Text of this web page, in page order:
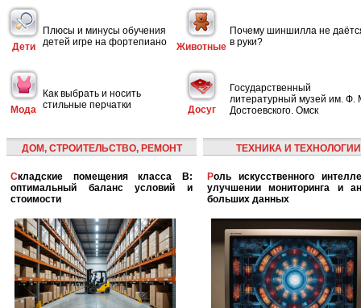
Дети
Плюсы и минусы обучения
детей игре на фортепиано
Животные
Почему шиншилла не
в руки?
Мода
Как выбрать и носить
стильные перчатки
Досуг
Государственный
литературный музей им. Ф.
Достоевского. Омск
ДОМ, СТРОИТЕЛЬСТВО, РЕМОНТ
Складские помещения класса B:
оптимальный баланс условий и
стоимости
ТЕХНИКА И ТЕХНОЛОГИИ
Роль искусственного интеллекта в
улучшении мониторинга и
больших данных